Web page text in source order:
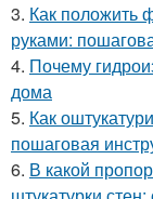
3. Как положить
руками:
4. Почему
дома
5. Как
пошаговая
6. В какой